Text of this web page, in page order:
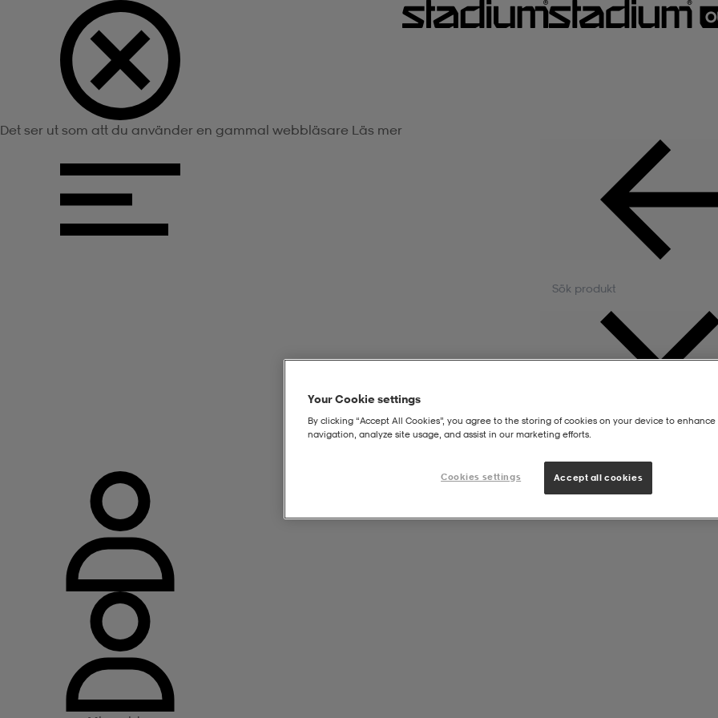
Det ser ut som att du använder en gammal webbläsare Läs mer
Your Cookie settings
By clicking “Accept All Cookies”, you agree to the storing of cookies on your device to enhance
navigation, analyze site usage, and assist in our marketing efforts.
Cookies settings Accept all cookies